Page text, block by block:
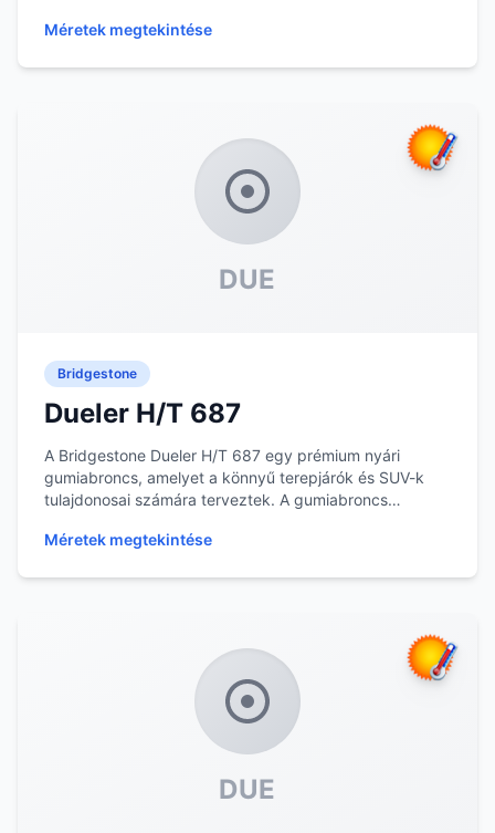
Méretek megtekintése
DUE
Bridgestone
Dueler H/T 687
A Bridgestone Dueler H/T 687 egy prémium nyári
gumiabroncs, amelyet a könnyű terepjárók és SUV-k
tulajdonosai számára terveztek. A gumiabroncs
Méretek megtekintése
DUE